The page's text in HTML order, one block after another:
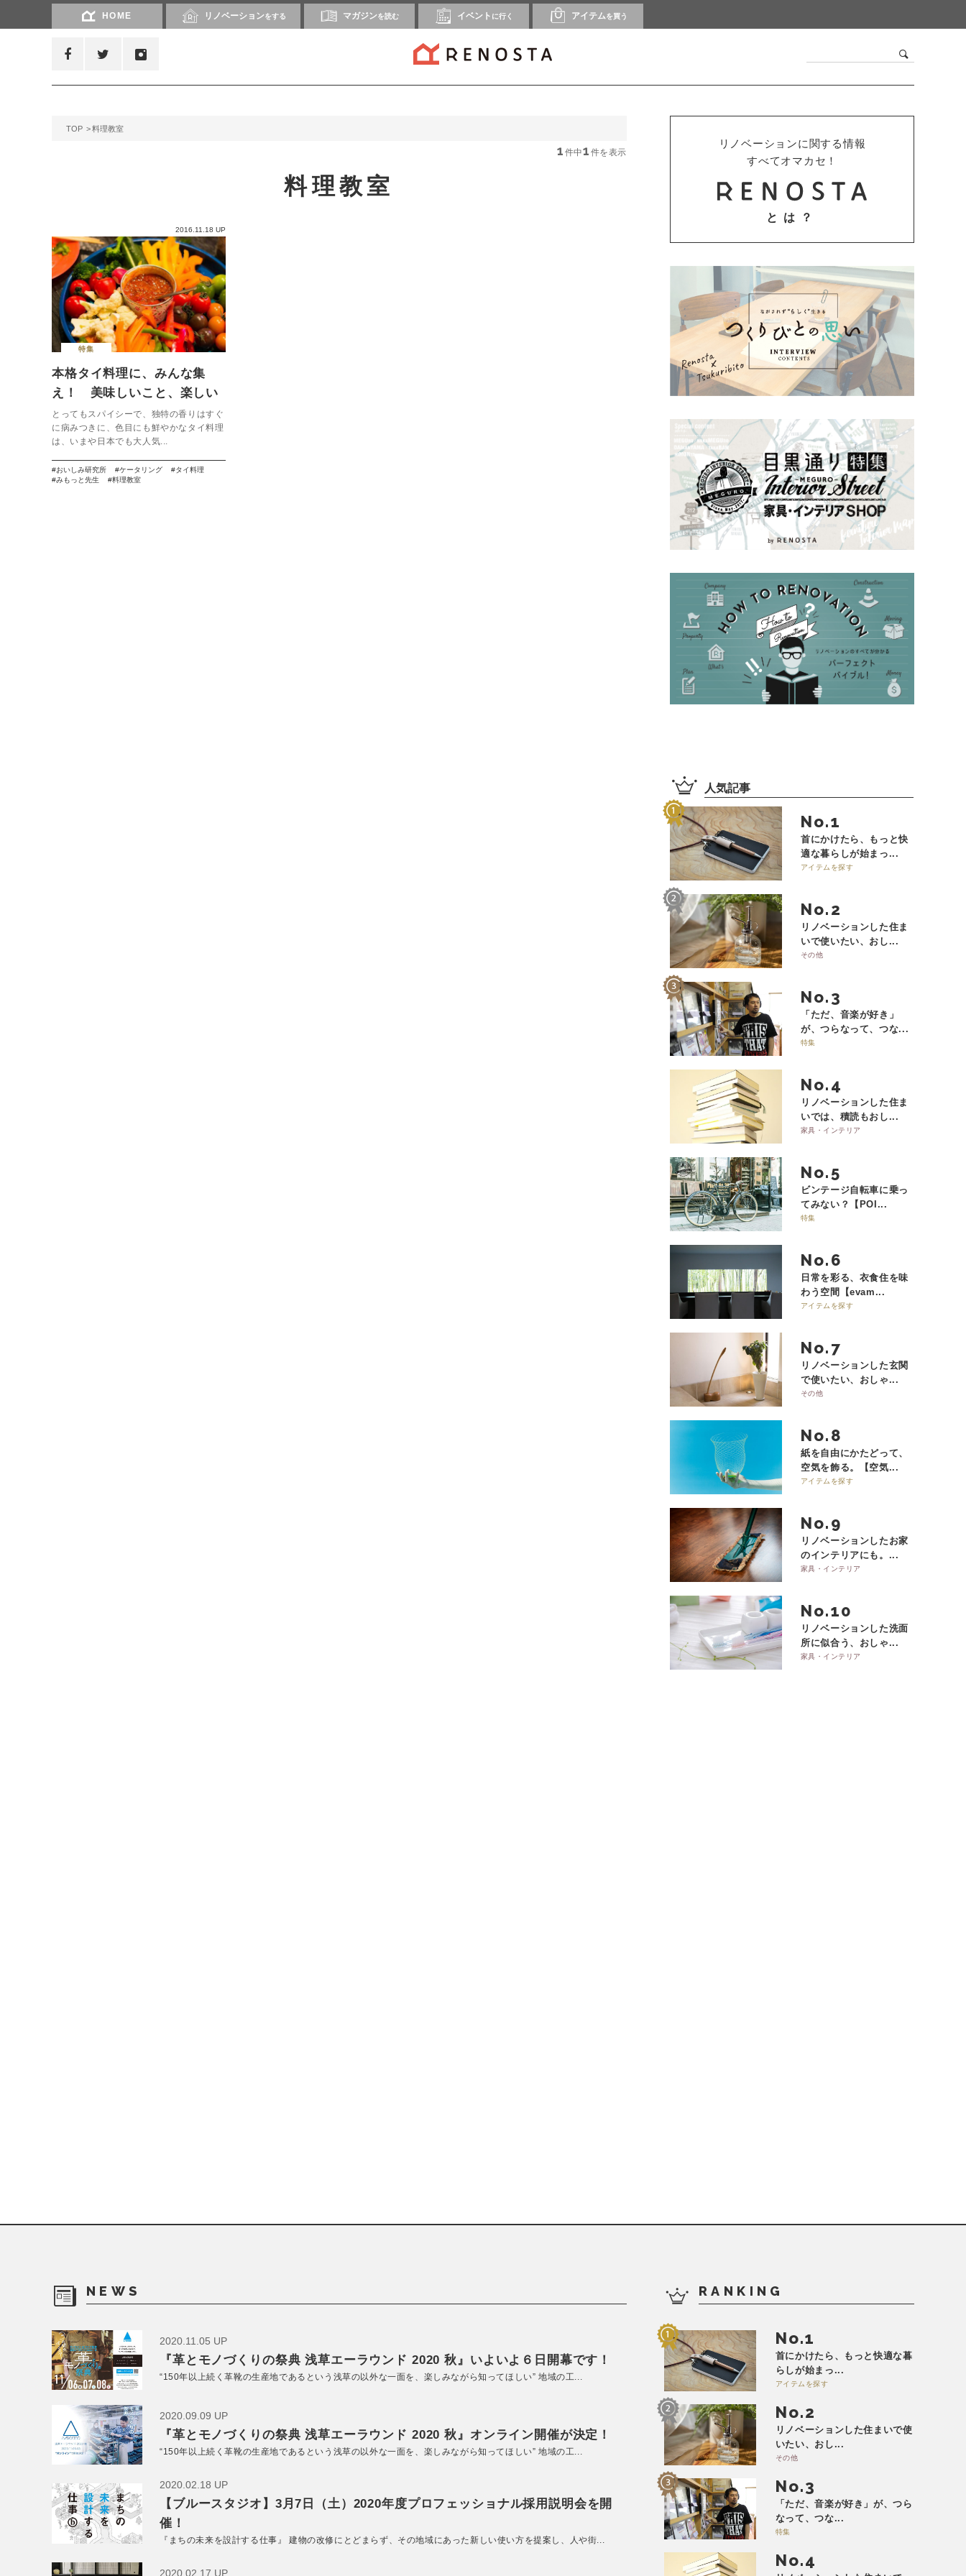
HOME リノベーションをする マガジンを読む イベント に行く アイテムを買う
TOP 料理教室
1 件中1 件を表示
料理教室
2016.11.18 UP
特集
本格タイ料理に、みんな集
え！ 美味しいこと、楽しい
こと、もっともっと。【みも
っと先生 / おいしみ研究所】
とってもスパイシーで、独特の香りはすぐ
に病みつきに、色目にも鮮やかなタイ料理
は、いまや日本でも大人気...
おいしみ研究所 ケータリング
タイ料理
みもっと先生
料理教室
リノベーションに関する情報
すべてオマカセ！
とは？
人気記事
No.
首にかけたら、もっと快
適な暮らしが始まっ...
アイテムを探す
No.
リノベーションした住ま
いで使いたい、おし...
その他
No.
「ただ、音楽が好き」
が、つらなって、つな...
特集
No.
リノベーションした住ま
いでは、積読もおし...
家具・インテリア
No.
ビンテージ自転車に乗っ
てみない？【POI...
特集
No.
日常を彩る、衣食住を味
わう空間【evam...
アイテムを探す
No.
リノベーションした玄関
で使いたい、おしゃ...
その他
No.
紙を自由にかたどって、
空気を飾る。【空気...
アイテムを探す
No.
リノベーションしたお家
のインテリアにも。...
家具・インテリア
No.
リノベーションした洗面
所に似合う、おしゃ...
家具・インテリア
NEWS
2020.11.05 UP
『革とモノづくりの祭典 浅草エーラウンド 2020 秋』いよいよ６日開幕です！
“150年以上続く革靴の生産地であるという浅草の以外な一面を、楽しみながら知ってほしい” 地域の工...
2020.09.09 UP
『革とモノづくりの祭典 浅草エーラウンド 2020 秋』オンライン開催が決定！
“150年以上続く革靴の生産地であるという浅草の以外な一面を、楽しみながら知ってほしい” 地域の工...
2020.02.18 UP
【ブルースタジオ】3月7日（土）2020年度プロフェッショナル採用説明会を開
催！
『まちの未来を設計する仕事』 建物の改修にとどまらず、その地域にあった新しい使い方を提案し、人や街...
2020.02.17 UP
RANKING
No.
首にかけたら、もっと快適な暮
らしが始まっ...
アイテムを探す
No.
リノベーションした住まいで使
いたい、おし...
その他
No.
「ただ、音楽が好き」が、つら
なって、つな...
特集
No.